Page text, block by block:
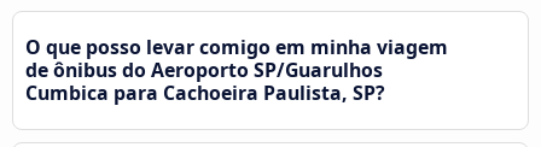
O que posso levar comigo em minha viagem
de ônibus do Aeroporto SP/Guarulhos
Cumbica para Cachoeira Paulista, SP?